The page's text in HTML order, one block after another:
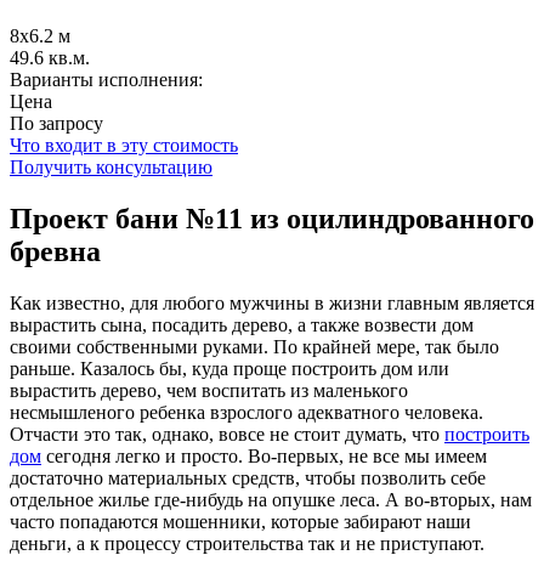
8х6.2 м
49.6 кв.м.
Варианты исполнения:
Цена
По запросу
Что входит в эту стоимость
Получить консультацию
Проект бани №11 из оцилиндрованного
бревна
Как известно, для любого мужчины в жизни главным является
вырастить сына, посадить дерево, а также возвести дом
своими собственными руками. По крайней мере, так было
раньше. Казалось бы, куда проще построить дом или
вырастить дерево, чем воспитать из маленького
несмышленого ребенка взрослого адекватного человека.
Отчасти это так, однако, вовсе не стоит думать, что построить
дом сегодня легко и просто. Во-первых, не все мы имеем
достаточно материальных средств, чтобы позволить себе
отдельное жилье где-нибудь на опушке леса. А во-вторых, нам
часто попадаются мошенники, которые забирают наши
деньги, а к процессу строительства так и не приступают.